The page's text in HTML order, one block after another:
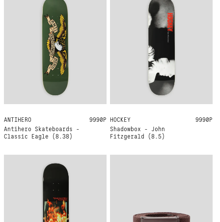
ANTIHERO
Antihero Skateboards -
Classic Eagle (8.38)
8.38 9990Р HOCKEY
Shadowbox - John
Fitzgerald (8.5)
8.5 9990Р